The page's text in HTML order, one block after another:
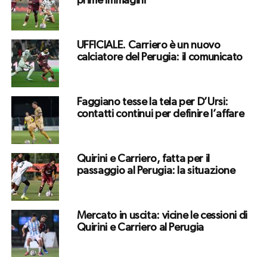
UFFICIALE. Carriero è un nuovo
calciatore del Perugia: il comunicato
Faggiano tesse la tela per D’Ursi:
contatti continui per definire l’affare
Quirini e Carriero, fatta per il
passaggio al Perugia: la situazione
Mercato in uscita: vicine le cessioni di
Quirini e Carriero al Perugia